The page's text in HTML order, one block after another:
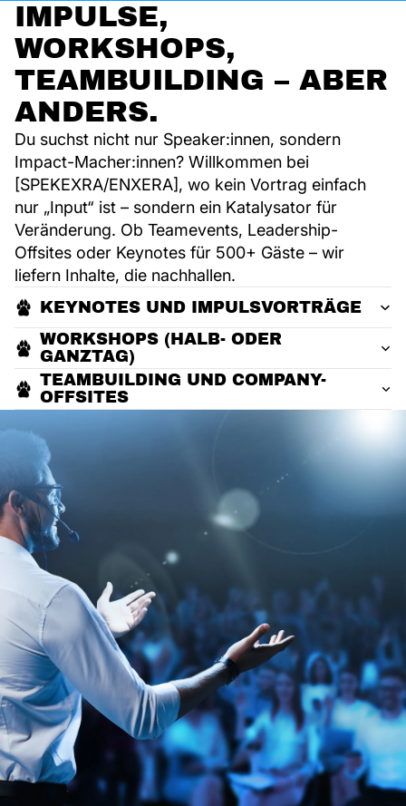
IMPULSE,
WORKSHOPS,
TEAMBUILDING – ABER
ANDERS.
Du suchst nicht nur Speaker:innen, sondern
Impact-Macher:innen? Willkommen bei
[SPEKEXRA/ENXERA], wo kein Vortrag einfach
nur „Input“ ist – sondern ein Katalysator für
Veränderung. Ob Teamevents, Leadership-
Offsites oder Keynotes für 500+ Gäste – wir
liefern Inhalte, die nachhallen.
KEYNOTES UND IMPULSVORTRÄGE
WORKSHOPS (HALB- ODER
GANZTAG)
TEAMBUILDING UND COMPANY-
OFFSITES